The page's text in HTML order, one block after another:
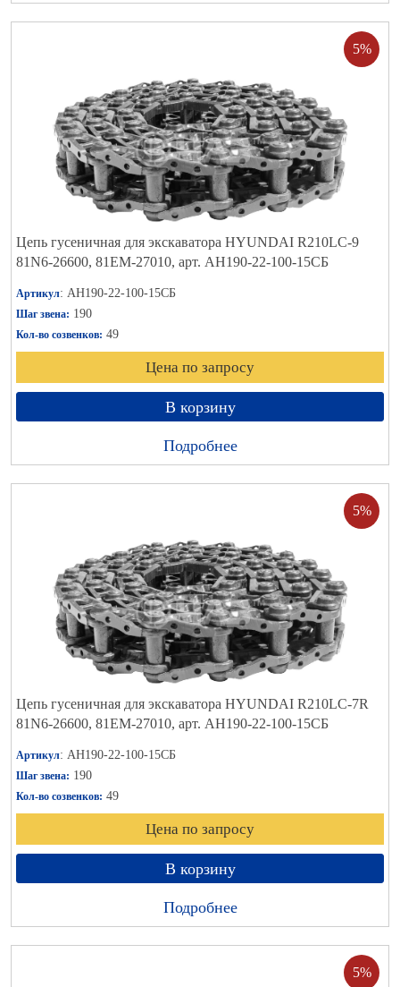
5%
Цепь гусеничная для экскаватора HYUNDAI R210LC-9
81N6-26600, 81EM-27010, арт. АН190-22-100-15СБ
Артикул: АН190-22-100-15СБ
Шаг звена: 190
Кол-во созвенков: 49
Цена по запросу
В корзину
Подробнее
5%
Цепь гусеничная для экскаватора HYUNDAI R210LC-7R
81N6-26600, 81EM-27010, арт. АН190-22-100-15СБ
Артикул: АН190-22-100-15СБ
Шаг звена: 190
Кол-во созвенков: 49
Цена по запросу
В корзину
Подробнее
5%